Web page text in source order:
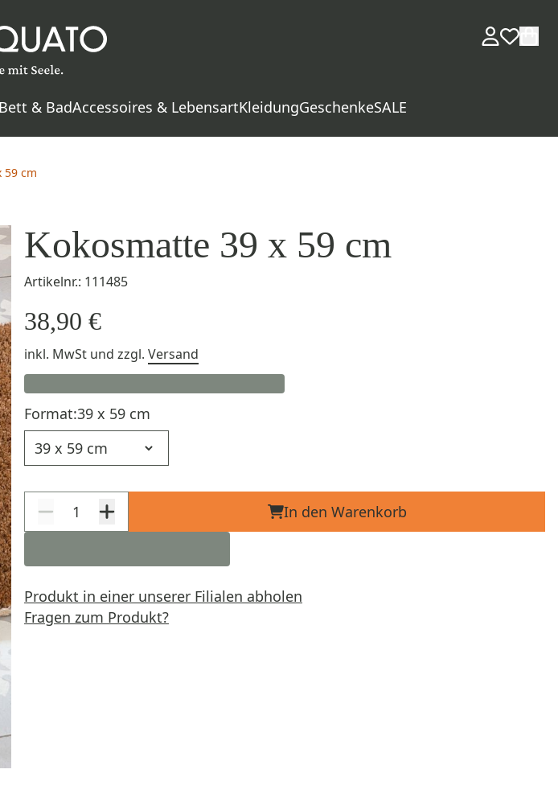
Bett & BadAccessoires & LebensartKleidungGeschenkeSALE
59 cm
Kokosmatte 39 x 59 cm
Artikelnr.: 111485
38,90 €
inkl. MwSt und zzgl. Versand
Format:39 x 59 cm
In den Warenkorb
Produkt in einer unserer Filialen abholen
Fragen zum Produkt?